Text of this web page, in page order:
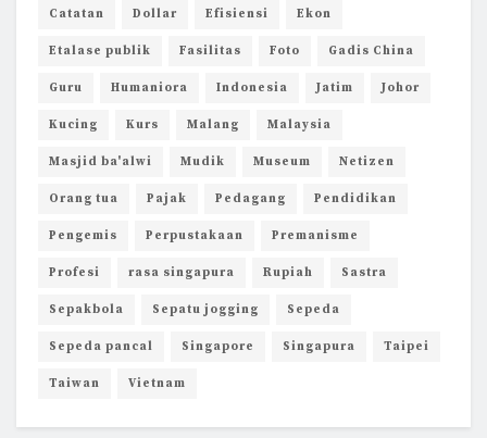
Catatan Dollar Efisiensi Ekon
Etalase publik Fasilitas Foto Gadis China
Guru Humaniora Indonesia Jatim Johor
Kucing Kurs Malang Malaysia
Masjid ba'alwi Mudik Museum Netizen
Orang tua Pajak Pedagang Pendidikan
Pengemis Perpustakaan Premanisme
Profesi rasa singapura Rupiah Sastra
Sepakbola Sepatu jogging Sepeda
Sepeda pancal Singapore Singapura Taipei
Taiwan Vietnam